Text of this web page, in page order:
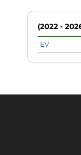
(2022 -
EV